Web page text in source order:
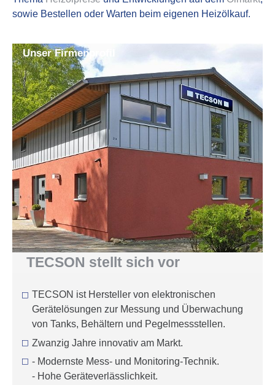
sowie Bestellen oder Warten beim eigenen Heiz­öl­kauf.
TECSON stellt sich vor
TECSON ist Hersteller von elektronischen
Gerätelösungen zur Messung und Überwachung
von Tanks, Behältern und Pegelmessstellen.
Zwanzig Jahre innovativ am Markt.
- Modernste Mess- und Monitoring-Technik.
- Hohe Geräteverlässlichkeit.
Unser Firmen­profil